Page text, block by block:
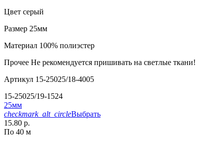
Цвет серый
Размер 25мм
Материал 100% полиэстер
Прочее Не рекомендуется пришивать на светлые ткани!
Артикул 15-25025/18-4005
15-25025/19-1524
25мм
checkmark_alt_circleВыбрать
15.80 р.
По 40 м